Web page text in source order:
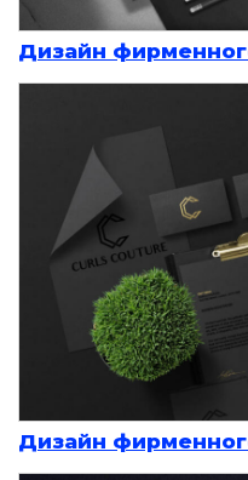
Дизайн
Дизайн